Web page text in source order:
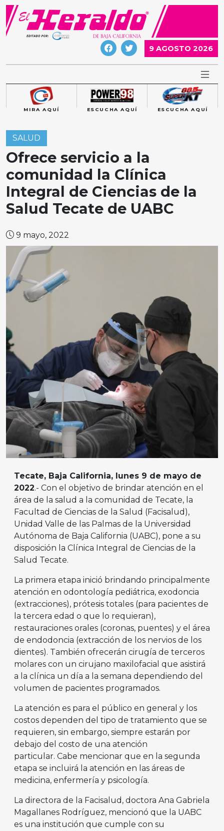
Skip
content
9 AGOSTO 2026
MIRA AQUÍ ESCUCHA AQUÍ ESCUCHA AQUÍ
SALUD
Ofrece servicio a la
comunidad la Clínica
Integral de Ciencias de la
Salud Tecate de UABC
9 mayo, 2022
Tecate, Baja California, lunes 9 de mayo de
2022.- Con el objetivo de brindar atención en el
área de la salud a la comunidad de Tecate, la
Facultad de Ciencias de la Salud (Facisalud),
Unidad Valle de las Palmas de la Universidad
Autónoma de Baja California (UABC), pone a su
disposición la Clínica Integral de Ciencias de la
Salud Tecate.
La primera etapa inició brindando principalmente
atención en odontología pediátrica, exodoncia
(extracciones), prótesis totales (para pacientes de
la tercera edad o que lo requieran),
restauraciones orales (coronas, puentes) y el área
de endodoncia (extracción de los nervios de los
dientes). También ofrecerán cirugía de terceros
molares con un cirujano maxilofacial que asistirá
a la clínica un día a la semana dependiendo del
volumen de pacientes programados.
La atención es para el público en general y los
costos dependen del tipo de tratamiento que se
requieren, sin embargo, siempre estarán por
debajo del costo de una atención
particular. Cabe mencionar que en la segunda
etapa se incluirá la atención en las áreas de
medicina, enfermería y psicología.
La directora de la Facisalud, doctora Ana Gabriela
Magallanes Rodríguez, mencionó que la UABC
es una institución que cumple con su